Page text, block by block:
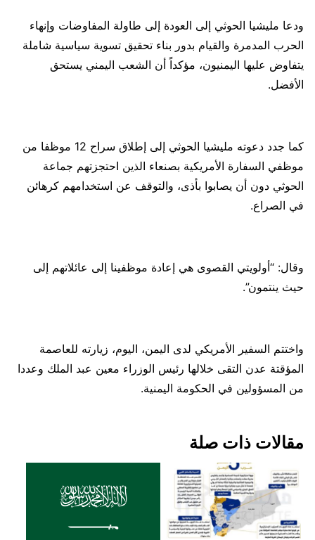
ودعا مليشيا الحوثي إلى العودة إلى طاولة المفاوضات وإنهاء
الحرب المدمرة والقيام بدور بناء تحقيق تسوية سياسية شاملة
يتفاوض عليها اليمنيون، مؤكداً أن الشعب اليمني يستحق
الأفضل.
كما جدد دعوته مليشيا الحوثي إلى إطلاق سراح 12 موظفا من
موظفي السفارة الأمريكية بصنعاء الذين احتجزتهم جماعة
الحوثي دون أن يصابوا بأذى، والتوقف عن استخدامهم كرهائن
في الصراع.
وقال: “أولويتي القصوى هي إعادة موظفينا إلى عائلاتهم إلى
حيث ينتمون”.
واختتم السفير الأمريكي لدى اليمن، اليوم، زيارته للعاصمة
المؤقتة عدن التقى خلالها رئيس الوزراء معين عبد الملك وعددا
من المسؤولين في الحكومة اليمنية.
مقالات ذات صلة